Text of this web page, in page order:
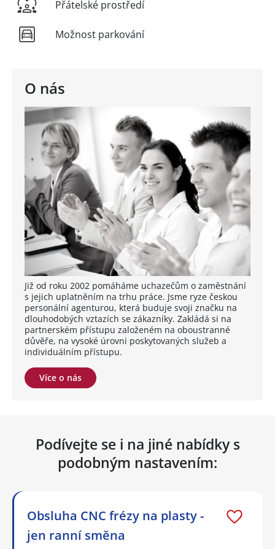
O nás
Již od roku 2002 pomáháme uchazečům o zaměstnání
s jejich uplatněním na trhu práce. Jsme ryze českou
personální agenturou, která buduje svoji značku na
dlouhodobých vztazích se zákazníky. Zakládá si na
partnerském přístupu založeném na oboustranné
důvěře, na vysoké úrovni poskytovaných služeb a
individuálním přístupu.
Více o nás
Přátelské prostředí
Možnost parkování
Podívejte se i na jiné nabídky s
podobným nastavením:
Obsluha CNC frézy na plasty -
jen ranní směna